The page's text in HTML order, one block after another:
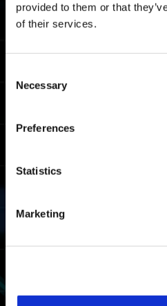
provided to them or that
of their services.
Selection
Necessary
Preferences
Statistics
Marketing
Fenda Espaçotemporal
Concluir a Provação
Classificação
Mestre